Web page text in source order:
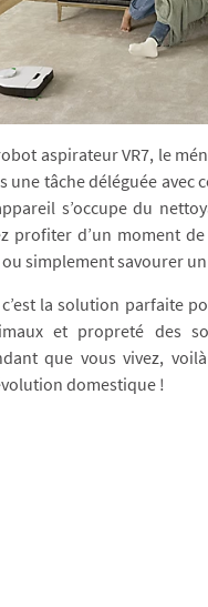
aspirateur VR7, le
une tâche déléguée avec
s’occupe du
profiter d’un moment
simplement savourer
la solution parfaite
et propreté des
que vous vivez,
domestique !